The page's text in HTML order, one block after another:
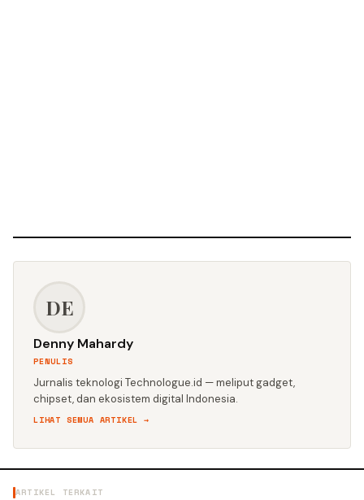
DE
Denny Mahardy
PENULIS
Jurnalis teknologi Technologue.id — meliput gadget,
chipset, dan ekosistem digital Indonesia.
LIHAT SEMUA ARTIKEL →
ARTIKEL TERKAIT